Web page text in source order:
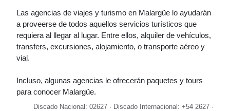
Las agencias de viajes y turismo en Malargüe lo ayudarán
a proveerse de todos aquellos servicios turísticos que
requiera al llegar al lugar. Entre ellos, alquiler de vehículos,
transfers, excursiones, alojamiento, o transporte aéreo y
vial.
Incluso, algunas agencias le ofrecerán paquetes y tours
para conocer Malargüe.
Discado Nacional: 02627 · Discado Internacional: +54 2627 ·